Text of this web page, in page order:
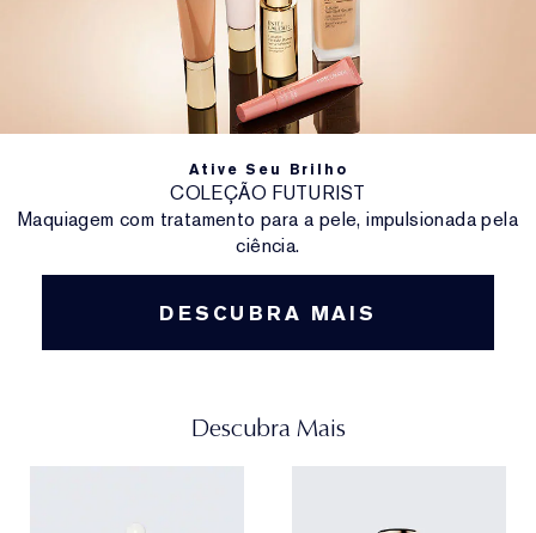
Efeito segunda pele: blush fresco e brilho saudável.
Ative Seu Brilho
COLEÇÃO FUTURIST
Maquiagem com tratamento para a pele, impulsionada pela
ciência.
DESCUBRA MAIS
Descubra Mais